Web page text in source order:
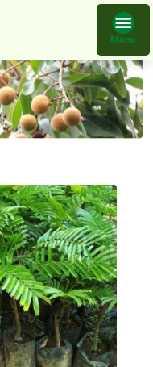
Berbuah Dijamin Puas